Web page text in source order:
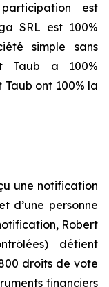
est
SRL est 100%
simple sans
Taub a 100%
ont 100% la
une notification
d’une personne
Robert
détient
droits de vote
financiers